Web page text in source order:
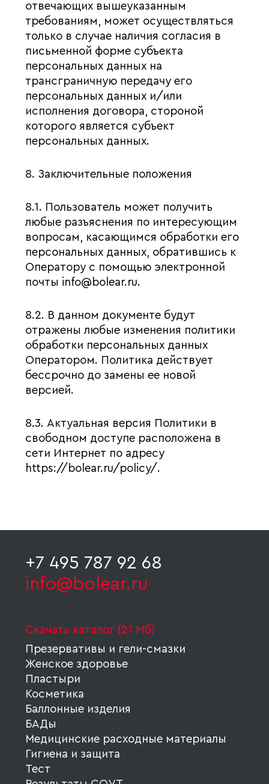
отвечающих вышеуказанным
требованиям, может осуществляться
только в случае наличия согласия в
письменной форме субъекта
персональных данных на
трансграничную передачу его
персональных данных и/или
исполнения договора, стороной
которого является субъект
персональных данных.
8. Заключительные положения
8.1. Пользователь может получить
любые разъяснения по интересующим
вопросам, касающимся обработки его
персональных данных, обратившись к
Оператору с помощью электронной
почты info@bolear.ru.
8.2. В данном документе будут
отражены любые изменения политики
обработки персональных данных
Оператором. Политика действует
бессрочно до замены ее новой
версией.
8.3. Актуальная версия Политики в
свободном доступе расположена в
сети Интернет по адресу
https://bolear.ru/policy/.
+7 495 787 92 68
info@bolear.ru
Скачать каталог (21 Мб)
Презервативы и гели-смазки
Женское здоровье
Пластыри
Косметика
Баллонные изделия
БАДы
Медицинские расходные материалы
Гигиена и защита
Тест